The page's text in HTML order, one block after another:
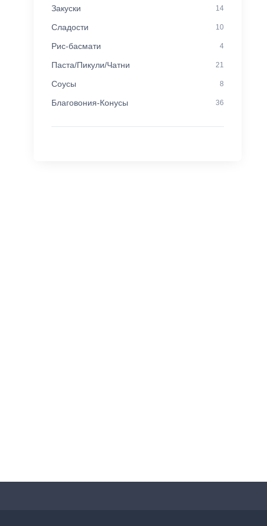
Закуски 14
Сладости 10
Рис-басмати 4
Паста/Пикули/Чатни 21
Соусы 8
Благовония-Конусы 36